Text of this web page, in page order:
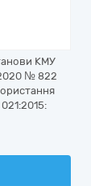
КМУ
№ 822